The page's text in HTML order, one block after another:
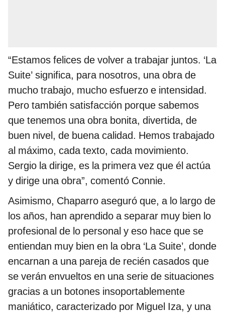
“Estamos felices de volver a trabajar juntos. ‘La
Suite’ significa, para nosotros, una obra de
mucho trabajo, mucho esfuerzo e intensidad.
Pero también satisfacción porque sabemos
que tenemos una obra bonita, divertida, de
buen nivel, de buena calidad. Hemos trabajado
al máximo, cada texto, cada movimiento.
Sergio la dirige, es la primera vez que él actúa
y dirige una obra”, comentó Connie.
Asimismo, Chaparro aseguró que, a lo largo de
los años, han aprendido a separar muy bien lo
profesional de lo personal y eso hace que se
entiendan muy bien en la obra ‘La Suite’, donde
encarnan a una pareja de recién casados que
se verán envueltos en una serie de situaciones
gracias a un botones insoportablemente
maniático, caracterizado por Miguel Iza, y una